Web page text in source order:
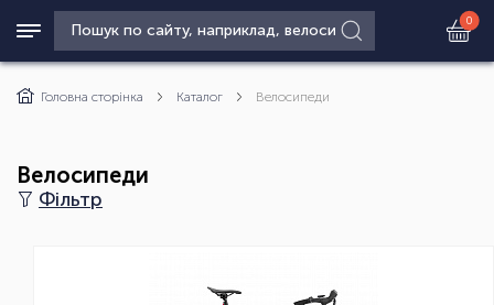
0
Головна сторінка Каталог Велосипеди
Велосипеди
Фільтр